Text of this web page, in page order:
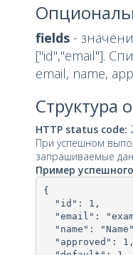
fields -
["id","email"].
email, name,
Структура
HTTP status code:
При успешном
запрашиваемые
Пример
{
  "id": 1,
"email":
"name":
  "approved": 1,